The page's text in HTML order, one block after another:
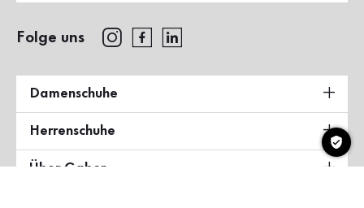
Folge uns
Damenschuhe
Herrenschuhe
Über Gabor